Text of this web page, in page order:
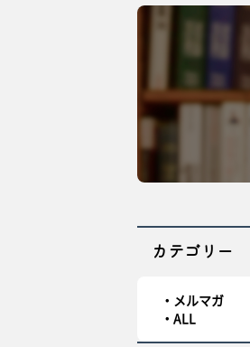
カテゴリー
メルマガ
ALL